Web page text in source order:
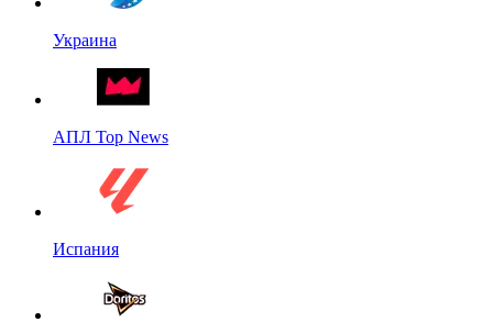
Украина
АПЛ Top News
Испания